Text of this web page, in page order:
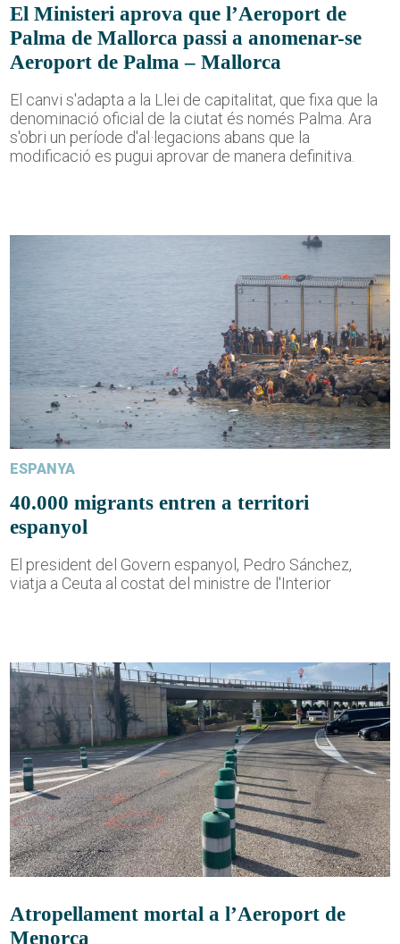
El Ministeri aprova que l’Aeroport de
Palma de Mallorca passi a anomenar-se
Aeroport de Palma – Mallorca
El canvi s'adapta a la Llei de capitalitat, que fixa que la
denominació oficial de la ciutat és només Palma. Ara
s'obri un període d'al·legacions abans que la
modificació es pugui aprovar de manera definitiva.
ESPANYA
40.000 migrants entren a territori
espanyol
El president del Govern espanyol, Pedro Sánchez,
viatja a Ceuta al costat del ministre de l'Interior
Atropellament mortal a l’Aeroport de
Menorca